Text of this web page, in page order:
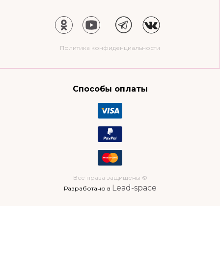
Политика конфиденциальности
Способы оплаты
Все права защищены ©
Разработано в Lead-space